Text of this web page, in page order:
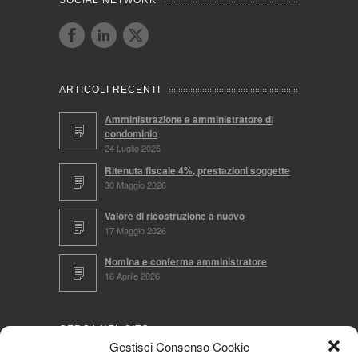
Gestisci Consenso Cookie
ARTICOLI RECENTI
Amministrazione e amministratore di
condominio
24 Luglio 2026
Ritenuta fiscale 4%, prestazioni soggette
30 Maggio 2026
Valore di ricostruzione a nuovo
17 Maggio 2026
Nomina e conferma amministratore
16 Aprile 2026
CERCA NEL SITO